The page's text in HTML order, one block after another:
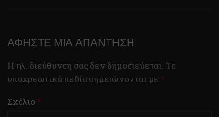
ΑΦΉΣΤΕ ΜΙΑ ΑΠΆΝΤΗΣΗ
Η ηλ. διεύθυνση σας δεν δημοσιεύεται. Τα
υποχρεωτικά πεδία σημειώνονται με *
Σχόλιο *